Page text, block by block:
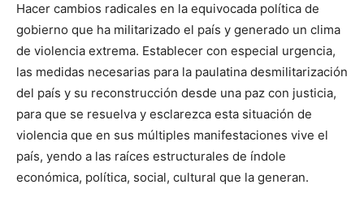
Hacer cambios radicales en la equivocada política de
gobierno que ha militarizado el país y generado un clima
de violencia extrema. Establecer con especial urgencia,
las medidas necesarias para la paulatina desmilitarización
del país y su reconstrucción desde una paz con justicia,
para que se resuelva y esclarezca esta situación de
violencia que en sus múltiples manifestaciones vive el
país, yendo a las raíces estructurales de índole
económica, política, social, cultural que la generan.